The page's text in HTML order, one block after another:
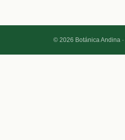
© 2026 Botánica Andina ·